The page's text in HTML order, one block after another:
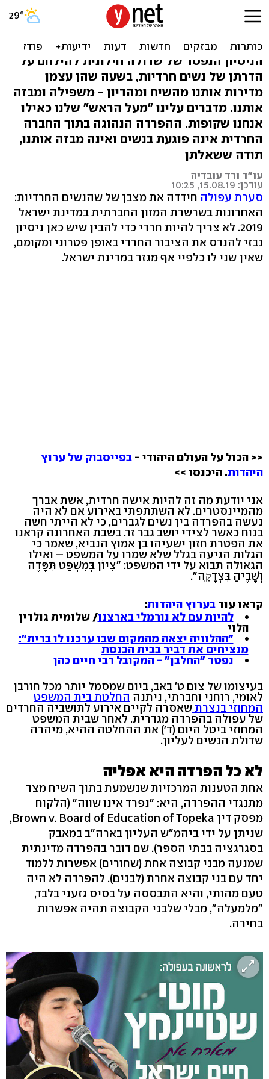
תפסיקו להתנשא: אנחנו
חרדיות, לא מטומטמות
הניסיון הנפסד של שדולה חילונית להילחם על
הדרתן של נשים חרדיות, בשעה שהן עצמן
מדירות אותנו מהשיח ומהדיון - משפילה ומבזה
אותנו. מדברים עלינו "מעל הראש" שלנו כאילו
אנחנו שקופות. ההפרדה הנהוגה בתוך החברה
החרדית אינה פוגעת בנשים ואינה מבזה אותנו,
תודה ששאלתן
עו"ד ורד עובדיה
עודכן: 15.08.19, 10:25
סערת עפולה חידדה את מצבן של שהנשים החרדיות:
האחרונות בשרשרת המזון החברתית במדינת ישראל
2019. לא צריך להיות חרדי כדי להבין שיש כאן ניסיון
נבזי להנדס את הציבור החרדי באופן פטרוני ומקומם,
שאין שני לו כלפיי אף מגזר במדינת ישראל.
<< הכול על העולם היהודי - בפייסבוק של ערוץ
היהדות. היכנסו >>
אני יודעת מה זה להיות אישה חרדית, אשת אברך
מהמיינסטרים. לא השתתפתי באירוע אם לא היה
נעשה בהפרדה בין נשים לגברים, כי לא הייתי חשה
בנוח כאשר לצידי יושב גבר זר. בשבת האחרונה קראנו
את הפטרת חזון ישעיהו בן אמוץ הנביא, שאמר כי
הגלות הגיעה בגלל שלא שמרו על המשפט – ואילו
הגאולה תבוא על ידי המשפט: "צִיּוֹן בְּמִשְׁפָּט תִּפָּדֶה
וְשָׁבֶיהָ בִּצְדָקָֽה".
קראו עוד בערוץ היהדות:
להיות עם לא נורמלי בארצנו/ שלומית גולדין
הלוי
"ההלוויה יצאה מהמקום שבו ערכנו לו ברית":
מנציחים את דביר בבית הכנסת
נפטר "החלבן" - המקובל רבי חיים כהן
בעיצומו של צום ט' באב, ביום שמסמל יותר מכל חורבן
לאומי, רוחני וחברתי, ניתנה החלטת בית המשפט
המחוזי בנצרתשאסרה לקיים אירוע לתושביה החרדים
של עפולה בהפרדה מגדרית. לאחר שבית המשפט
המחוזי ביטל היום (ד') את ההחלטה ההיא, מיהרה
שדולת הנשים לעליון.
לא כל הפרדה היא אפליה
אחת הטענות המרכזיות שנשמעת בתוך השיח מצד
מתנגדי ההפרדה, היא: "נפרד אינו שווה" (הלקוח
מפסק דין Brown v. Board of Education of Topeka,
שניתן על ידי ביהמ"ש העליון בארה"ב במאבק
בסגרגציה בבתי הספר). שם דובר בהפרדה מדינתית
שמנעה מבני קבוצה אחת (שחורים) אפשרות ללמוד
יחד עם בני קבוצה אחרת (לבנים). להפרדה לא היה
טעם מהותי, והיא התבססה על בסיס גזעני בלבד,
"מלמעלה", מבלי שלבני הקבוצה תהיה אפשרות
בחירה.